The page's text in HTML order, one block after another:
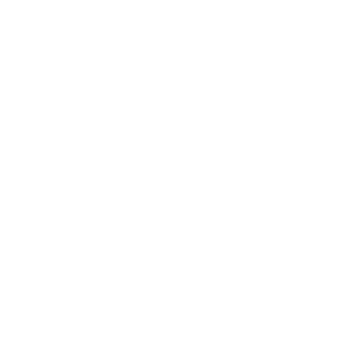
Farbe: Weiss, Größe: S